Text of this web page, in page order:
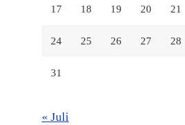
17 18 19 20 21
24 25 26 27 28
31
« Juli